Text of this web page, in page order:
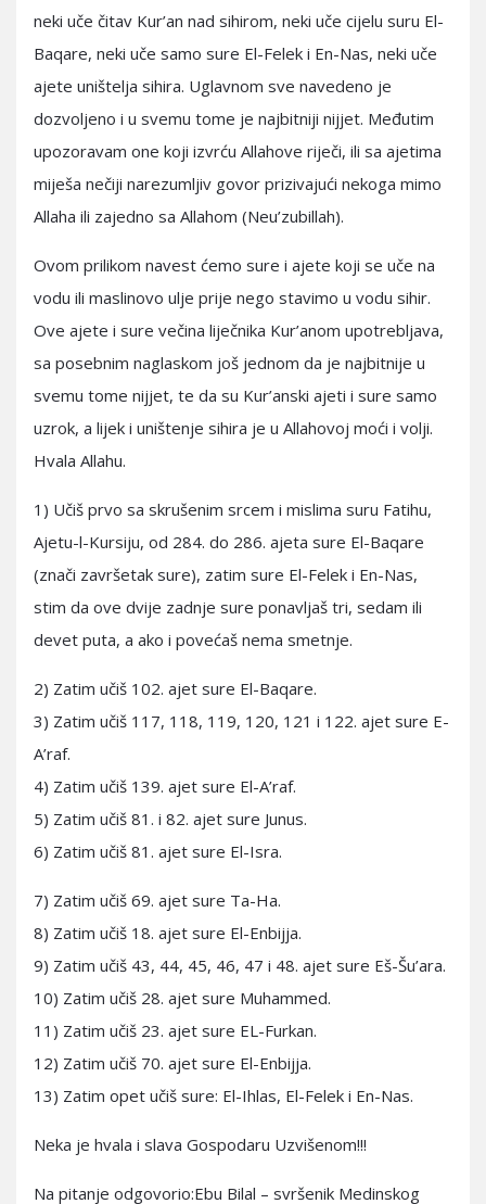
neki uče čitav Kur’an nad sihirom, neki uče cijelu suru El-
Baqare, neki uče samo sure El-Felek i En-Nas, neki uče
ajete uništelja sihira. Uglavnom sve navedeno je
dozvoljeno i u svemu tome je najbitniji nijjet. Međutim
upozoravam one koji izvrću Allahove riječi, ili sa ajetima
miješa nečiji narezumljiv govor prizivajući nekoga mimo
Allaha ili zajedno sa Allahom (Neu’zubillah).
Ovom prilikom navest ćemo sure i ajete koji se uče na
vodu ili maslinovo ulje prije nego stavimo u vodu sihir.
Ove ajete i sure večina liječnika Kur’anom upotrebljava,
sa posebnim naglaskom još jednom da je najbitnije u
svemu tome nijjet, te da su Kur’anski ajeti i sure samo
uzrok, a lijek i uništenje sihira je u Allahovoj moći i volji.
Hvala Allahu.
1) Učiš prvo sa skrušenim srcem i mislima suru Fatihu,
Ajetu-l-Kursiju, od 284. do 286. ajeta sure El-Baqare
(znači završetak sure), zatim sure El-Felek i En-Nas,
stim da ove dvije zadnje sure ponavljaš tri, sedam ili
devet puta, a ako i povećaš nema smetnje.
2) Zatim učiš 102. ajet sure El-Baqare.
3) Zatim učiš 117, 118, 119, 120, 121 i 122. ajet sure E-
A’raf.
4) Zatim učiš 139. ajet sure El-A’raf.
5) Zatim učiš 81. i 82. ajet sure Junus.
6) Zatim učiš 81. ajet sure El-Isra.
7) Zatim učiš 69. ajet sure Ta-Ha.
8) Zatim učiš 18. ajet sure El-Enbijja.
9) Zatim učiš 43, 44, 45, 46, 47 i 48. ajet sure Eš-Šu’ara.
10) Zatim učiš 28. ajet sure Muhammed.
11) Zatim učiš 23. ajet sure EL-Furkan.
12) Zatim učiš 70. ajet sure El-Enbijja.
13) Zatim opet učiš sure: El-Ihlas, El-Felek i En-Nas.
Neka je hvala i slava Gospodaru Uzvišenom!!!
Na pitanje odgovorio:Ebu Bilal – svršenik Medinskog